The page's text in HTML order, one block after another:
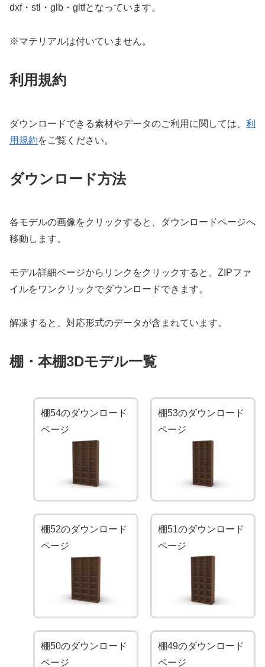
dxf・stl・glb・gltfとなっています。
※マテリアルは付いていません。
利用規約
ダウンロードできる素材やデータのご利用に関しては、 利
用規約をご覧ください。
ダウンロード方法
各モデルの画像をクリックすると、ダウンロードページへ
移動します。
モデル詳細ページからリンクをクリックすると、ZIPファ
イルをワンクリックでダウンロードできます。
解凍すると、対応形式のデータが含まれています。
棚・本棚3Dモデル一覧
棚54のダウンロード
ページ
棚53のダウンロード
ページ
棚52のダウンロード
ページ
棚51のダウンロード
ページ
棚50のダウンロード
ページ
棚49のダウンロード
ページ